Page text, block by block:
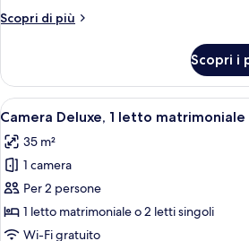
Scopri di più
Altri
Superior
Scopri i
Apri
tutte
le
foto
per
Camera
Deluxe,
Una
5
Camera Deluxe, 1 letto
35 m²
1 camera
Per 2 persone
1 letto matrimoniale o 2 letti singoli
Wi-Fi gratuito